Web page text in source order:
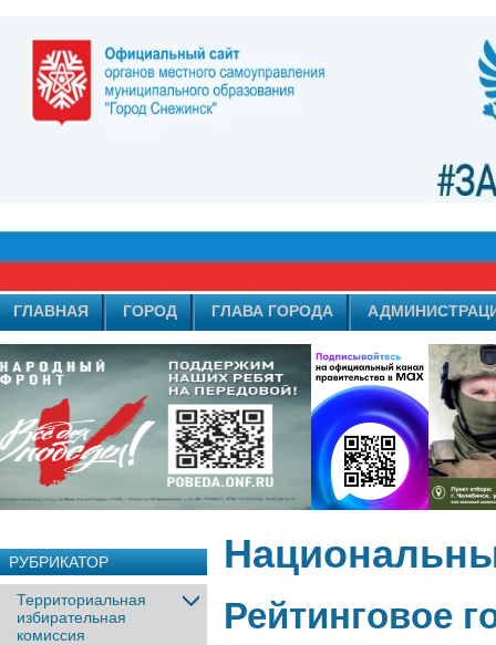
ГЛАВНАЯ ГОРОД ГЛАВА ГОРОДА
РУБРИКАТОР
Территориальная
избирательная
комиссия
Рейтинговое